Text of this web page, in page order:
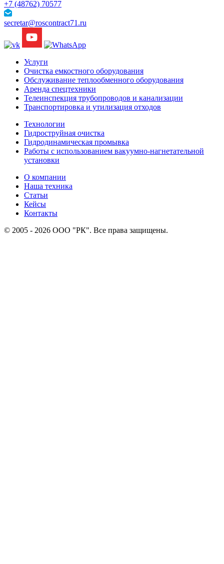
+7 (48762) 70577
secretar@roscontract71.ru
Услуги
Очистка емкостного оборудования
Обслуживание теплообменного оборудования
Аренда спецтехники
Телеинспекция трубопроводов и канализации
Транспортировка и утилизация отходов
Технологии
Гидроструйная очистка
Гидродинамическая промывка
Работы с использованием вакуумно-нагнетательной
установки
О компании
Наша техника
Статьи
Кейсы
Контакты
© 2005 - 2026 ООО "РК". Все права защищены.